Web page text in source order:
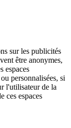
sur les publicités
être anonymes,
espaces
personnalisées, si
l'utilisateur de la
ces espaces